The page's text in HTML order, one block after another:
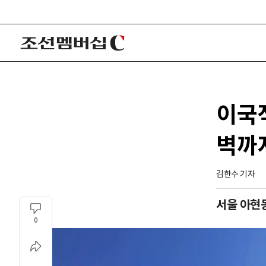
이국
벽까
김한수 기자
0
서울 아현